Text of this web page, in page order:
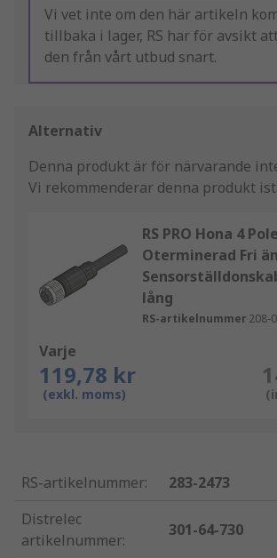
Vi vet inte om den här artikeln
tillbaka i lager, RS har för avsikt
den från vårt utbud snart.
Alternativ
Denna produkt är för närvarande
Vi rekommenderar denna produkt
RS PRO Hona 4
Oterminerad Fri
lång
RS-artikelnummer 208-
Varje
119,78 kr
(exkl. moms)
RS-artikelnummer:
283-2473
Distrelec
artikelnummer:
301-64-730